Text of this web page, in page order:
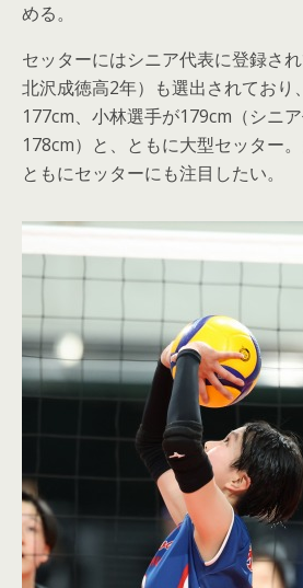
める。
セッターにはシニア代表に登録さ
北沢成徳高2年）も選出されており
177cm、小林選手が179cm（シニ
178cm）と、ともに大型セッター
ともにセッターにも注目したい。